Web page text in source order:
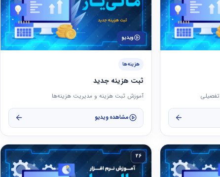
ویدیو
هزینه‌ها
ثبت هزینه جدید
آموزش ثبت هزینه و مدیریت هزینه‌ها
مشاهده ویدیو
26